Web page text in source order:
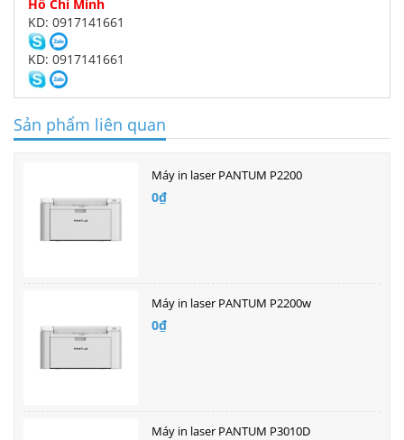
Hồ Chí Minh
KD: 0917141661
KD: 0917141661
Sản phẩm liên quan
Máy in laser PANTUM P2200
0₫
Máy in laser PANTUM P2200w
0₫
Máy in laser PANTUM P3010D